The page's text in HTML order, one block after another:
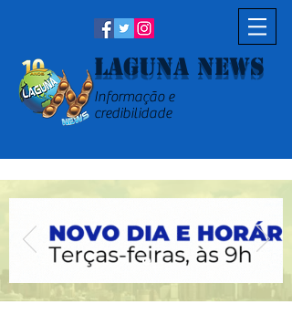
Laguna News
Informação e
credibilidade